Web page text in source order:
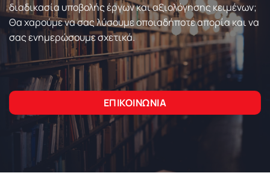
διαδικασία υποβολής έργων και αξιολόγησης κειμένων;
Θα χαρούμε να σας λύσουμε οποιαδήποτε απορία και να
σας ενημερώσουμε σχετικά.
ΕΠΙΚΟΙΝΩΝΙΑ